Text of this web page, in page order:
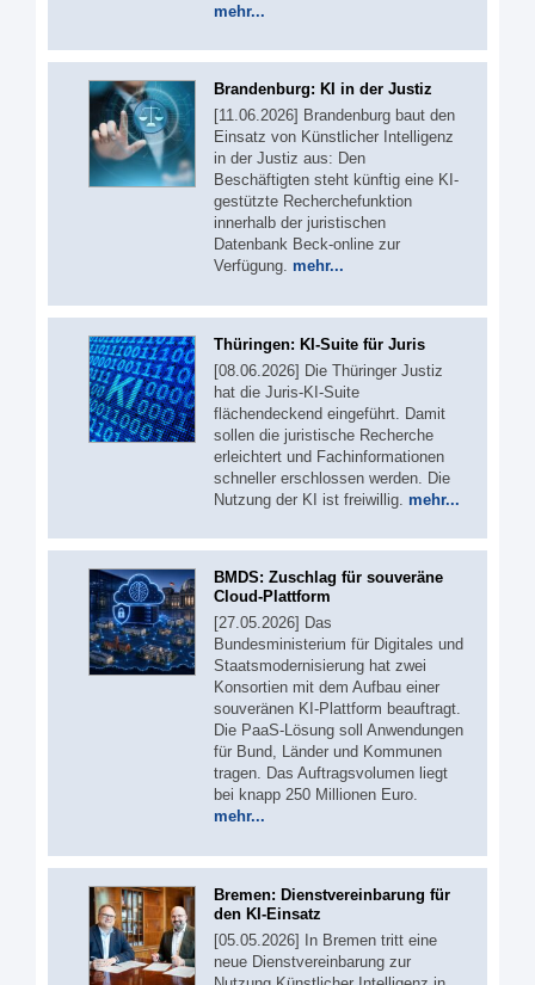
mehr...
Brandenburg: KI in der Justiz
[11.06.2026] Brandenburg baut den
Einsatz von Künstlicher Intelligenz
in der Justiz aus: Den
Beschäftigten steht künftig eine KI-
gestützte Recherchefunktion
innerhalb der juristischen
Datenbank Beck-online zur
Verfügung. mehr...
Thüringen: KI-Suite für Juris
[08.06.2026] Die Thüringer Justiz
hat die Juris-KI-Suite
flächendeckend eingeführt. Damit
sollen die juristische Recherche
erleichtert und Fachinformationen
schneller erschlossen werden. Die
Nutzung der KI ist freiwillig. mehr...
BMDS: Zuschlag für souveräne
Cloud-Plattform
[27.05.2026] Das
Bundesministerium für Digitales und
Staatsmodernisierung hat zwei
Konsortien mit dem Aufbau einer
souveränen KI-Plattform beauftragt.
Die PaaS-Lösung soll Anwendungen
für Bund, Länder und Kommunen
tragen. Das Auftragsvolumen liegt
bei knapp 250 Millionen Euro.
mehr...
Bremen: Dienstvereinbarung für
den KI-Einsatz
[05.05.2026] In Bremen tritt eine
neue Dienstvereinbarung zur